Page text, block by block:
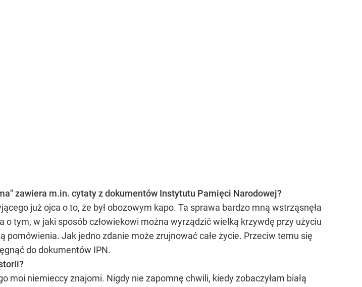
zawiera m.in. cytaty z dokumentów Instytutu Pamięci Narodowej?
już ojca o to, że był obozowym kapo. Ta sprawa bardzo mną wstrząsnęła
tym, w jaki sposób człowiekowi można wyrządzić wielką krzywdę przy użyciu
pomówienia. Jak jedno zdanie może zrujnować całe życie. Przeciw temu się
do dokumentów IPN.
moi niemieccy znajomi. Nigdy nie zapomnę chwili, kiedy zobaczyłam białą